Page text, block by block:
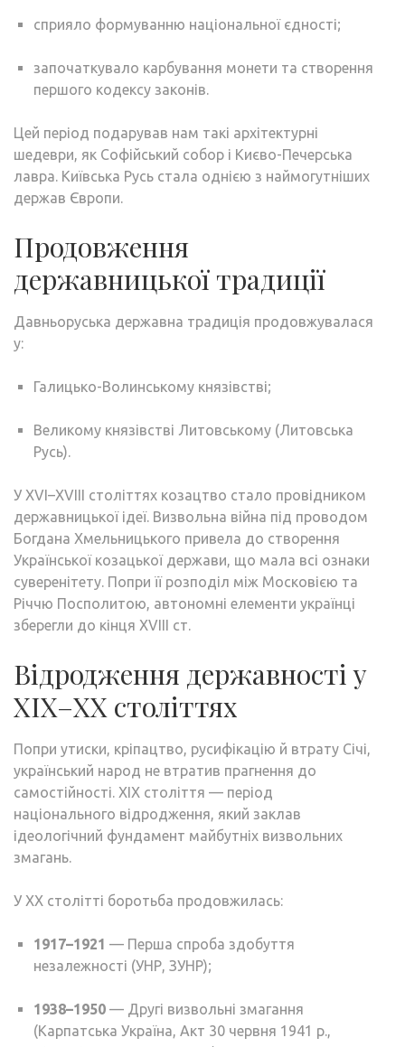
сприяло формуванню національної єдності;
започаткувало карбування монети та створення
першого кодексу законів.
Цей період подарував нам такі архітектурні
шедеври, як Софійський собор і Києво-Печерська
лавра. Київська Русь стала однією з наймогутніших
держав Європи.
Продовження
державницької традиції
Давньоруська державна традиція продовжувалася
у:
Галицько-Волинському князівстві;
Великому князівстві Литовському (Литовська
Русь).
У XVI–XVIII століттях козацтво стало провідником
державницької ідеї. Визвольна війна під проводом
Богдана Хмельницького привела до створення
Української козацької держави, що мала всі ознаки
суверенітету. Попри її розподіл між Московією та
Річчю Посполитою, автономні елементи українці
зберегли до кінця XVIII ст.
Відродження державності у
XIX–XX століттях
Попри утиски, кріпацтво, русифікацію й втрату Січі,
український народ не втратив прагнення до
самостійності. XIX століття — період
національного відродження, який заклав
ідеологічний фундамент майбутніх визвольних
змагань.
У XX столітті боротьба продовжилась:
1917–1921 — Перша спроба здобуття
незалежності (УНР, ЗУНР);
1938–1950 — Другі визвольні змагання
(Карпатська Україна, Акт 30 червня 1941 р.,